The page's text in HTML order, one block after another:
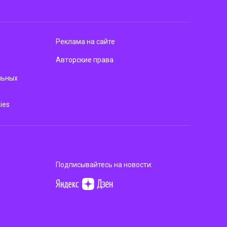
Реклама на сайте
Авторские права
Подписывайтесь на новости: